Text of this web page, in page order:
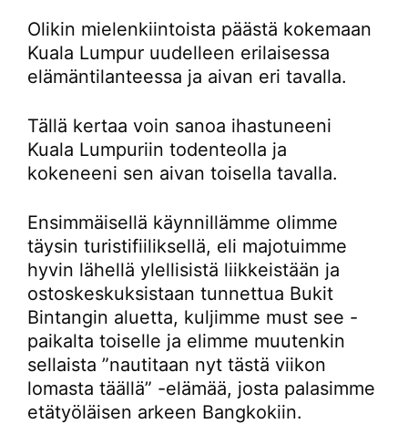
Olikin mielenkiintoista päästä kokemaan
Kuala Lumpur uudelleen erilaisessa
elämäntilanteessa ja aivan eri tavalla.
Tällä kertaa voin sanoa ihastuneeni
Kuala Lumpuriin todenteolla ja
kokeneeni sen aivan toisella tavalla.
Ensimmäisellä käynnillämme olimme
täysin turistifiiliksellä, eli majotuimme
hyvin lähellä ylellisistä liikkeistään ja
ostoskeskuksistaan tunnettua Bukit
Bintangin aluetta, kuljimme must see -
paikalta toiselle ja elimme muutenkin
sellaista ”nautitaan nyt tästä viikon
lomasta täällä” -elämää, josta palasimme
etätyöläisen arkeen Bangkokiin.